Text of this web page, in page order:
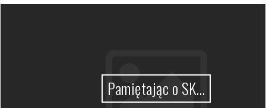
Pamiętając o SK…